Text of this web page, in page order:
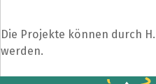
Die Projekte können durch
werden.